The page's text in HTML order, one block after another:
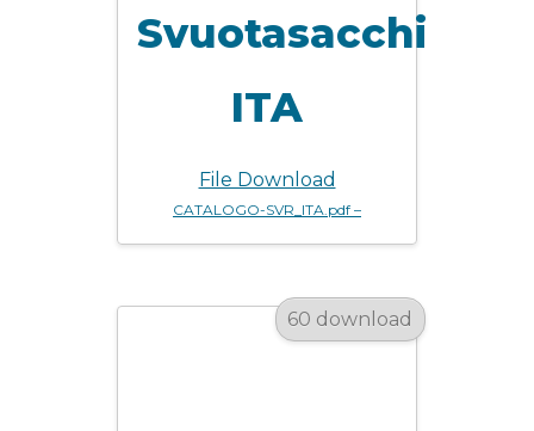
Svuotasacchi
ITA
File Download
CATALOGO-SVR_ITA.pdf –
60 download